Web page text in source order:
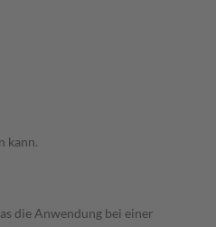
kann.
die Anwendung bei einer